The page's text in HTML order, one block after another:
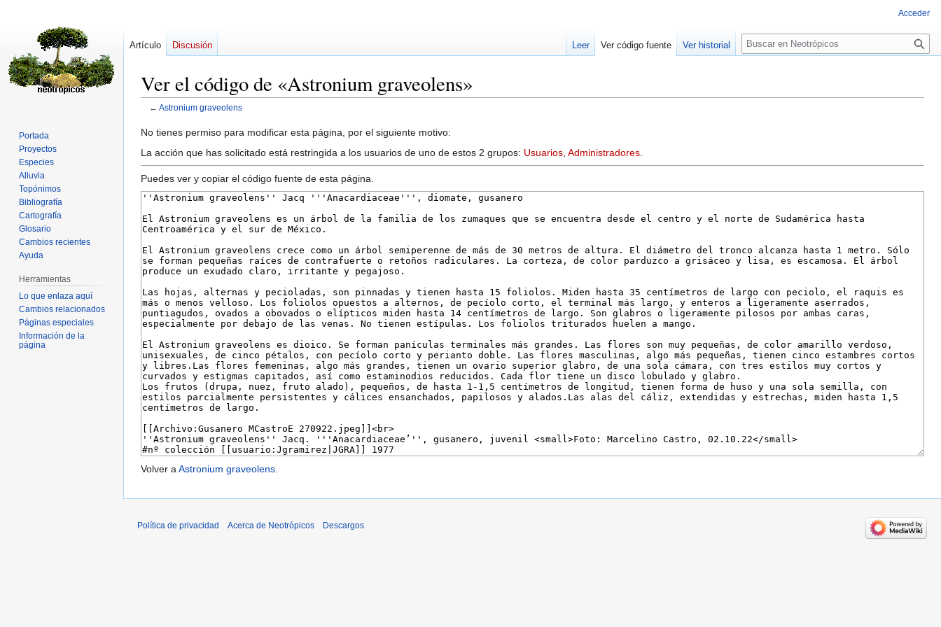
Ver el código de «Astronium graveolens»
← Astronium graveolens
Ir
a
navegación
Ir
a
búsqueda
No tienes permiso para modificar esta página, por el siguiente motivo:
La acción que has solicitado está restringida a los usuarios de uno de estos 2 grupos: Usuarios Administradores
Puedes ver y copiar el código fuente de esta página.
Volver aAstronium graveolens.
Acceder
Artículo Discusión Leer Ver código fuente Ver historial
Buscar
Portada
Proyectos
Especies
Alluvia
Topónimos
Bibliografía
Cartografía
Glosario
Cambios recientes
Ayuda
Herramientas
Lo que enlaza aquí
Cambios relacionados
Páginas especiales
Información de la
página
Política de privacidad Acerca de Neotrópicos Descargos